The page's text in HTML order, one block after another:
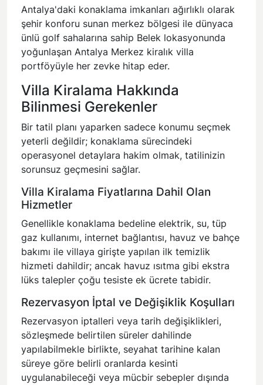
Antalya'daki konaklama imkanları ağırlıklı olarak
şehir konforu sunan merkez bölgesi ile dünyaca
ünlü golf sahalarına sahip Belek lokasyonunda
yoğunlaşan Antalya Merkez kiralık villa
portföyüyle her zevke hitap eder.
Villa Kiralama Hakkında
Bilinmesi Gerekenler
Bir tatil planı yaparken sadece konumu seçmek
yeterli değildir; konaklama sürecindeki
operasyonel detaylara hakim olmak, tatilinizin
sorunsuz geçmesini sağlar.
Villa Kiralama Fiyatlarına Dahil Olan
Hizmetler
Genellikle konaklama bedeline elektrik, su, tüp
gaz kullanımı, internet bağlantısı, havuz ve bahçe
bakımı ile villaya girişte yapılan ilk temizlik
hizmeti dahildir; ancak havuz ısıtma gibi ekstra
lüks talepler çoğu tesiste ek ücrete tabidir.
Rezervasyon İptal ve Değişiklik Koşulları
Rezervasyon iptalleri veya tarih değişiklikleri,
sözleşmede belirtilen süreler dahilinde
yapılabilmekle birlikte, seyahat tarihine kalan
süreye göre belirli oranlarda kesinti
uygulanabileceği veya mücbir sebepler dışında